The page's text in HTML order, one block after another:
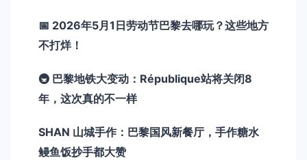
📅 2026年5月1日劳动节巴黎去哪玩？这些地方
不打烊！
🚇 巴黎地铁大变动：République站将关闭8
年，这次真的不一样
SHAN 山城手作：巴黎国风新餐厅，手作糖水
鳗鱼饭抄手都大赞